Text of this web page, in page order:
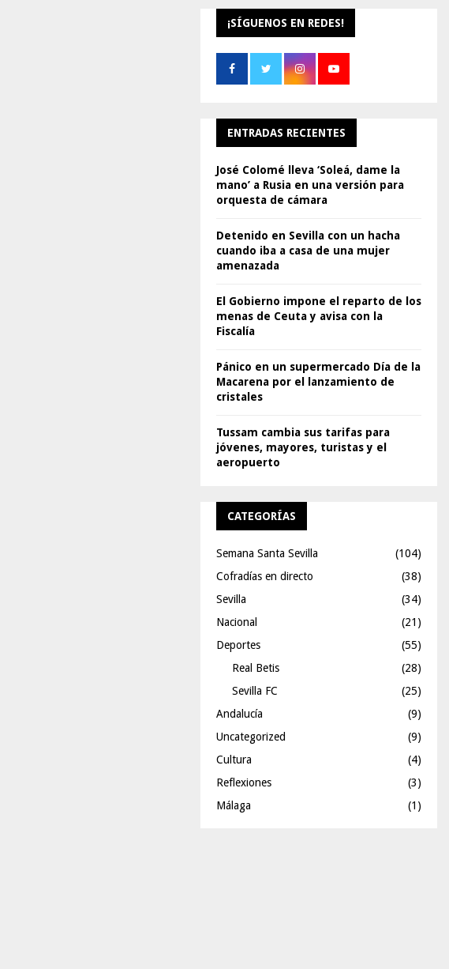
¡SÍGUENOS EN REDES!
ENTRADAS RECIENTES
José Colomé lleva ‘Soleá, dame la
mano’ a Rusia en una versión para
orquesta de cámara
Detenido en Sevilla con un hacha
cuando iba a casa de una mujer
amenazada
El Gobierno impone el reparto de los
menas de Ceuta y avisa con la
Fiscalía
Pánico en un supermercado Día de la
Macarena por el lanzamiento de
cristales
Tussam cambia sus tarifas para
jóvenes, mayores, turistas y el
aeropuerto
CATEGORÍAS
Semana Santa Sevilla
(104)
Cofradías en directo
(38)
Sevilla
(34)
Nacional
(21)
Deportes
(55)
Real Betis
(28)
Sevilla FC
(25)
Andalucía
(9)
Uncategorized
(9)
Cultura
(4)
Reflexiones
(3)
Málaga
(1)